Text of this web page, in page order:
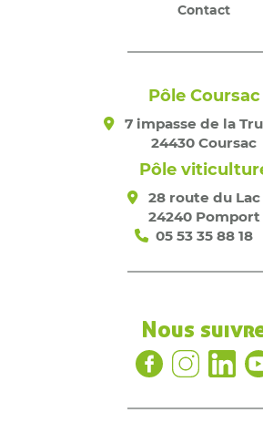
Contact
Pôle Coursac
7 impasse de la
24430 Coursac
Pôle
28 route du Lac
24240 Pomport
05 53 35 88 18
Nous